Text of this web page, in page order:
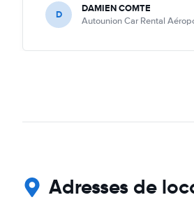
D DAMIEN COMTE
Autounion Car Rental
Adresses de